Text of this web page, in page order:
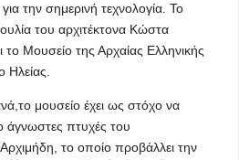
την σημερινή τεχνολογία. Το
του αρχιτέκτονα Κώστα
το Μουσείο της Αρχαίας Ελληνικής
Ηλείας.
μουσείο έχει ως στόχο να
άγνωστες πτυχές του
το οποίο προβάλλει την